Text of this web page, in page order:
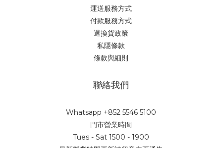
運送服務方式
付款服務方式
退換貨政策
私隱條款
條款與細則
聯絡我們
Whatsapp +852 5546 5100
門市營業時間
Tues - Sat 1500 - 1900